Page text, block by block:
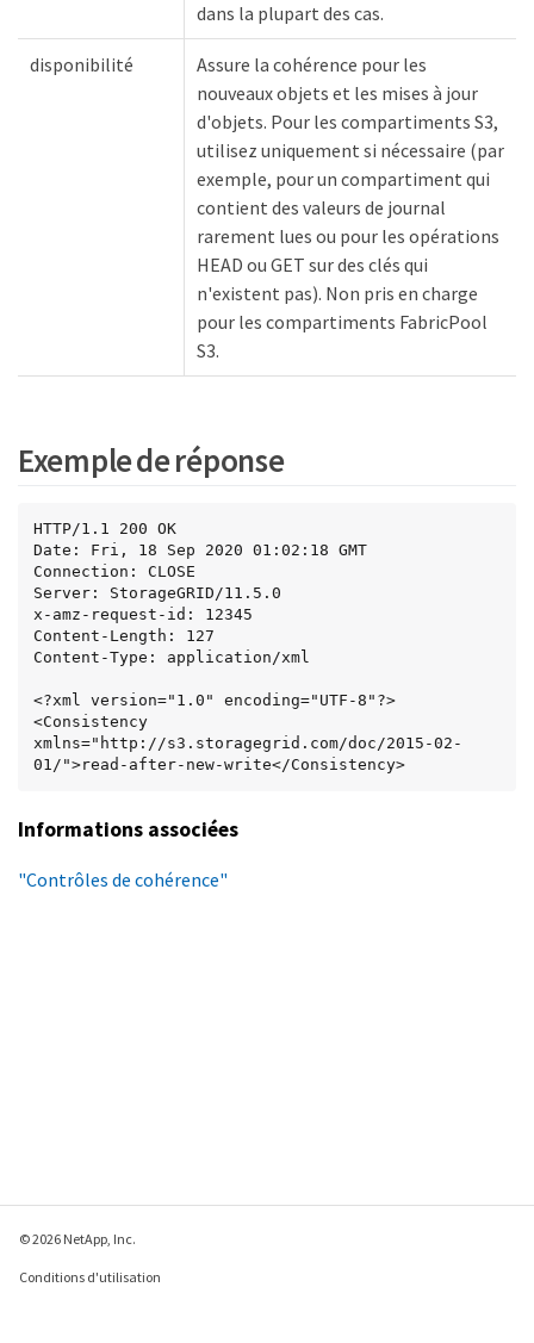
dans la plupart des cas.
disponibilité
Assure la cohérence pour les
nouveaux objets et les mises à jour
d'objets. Pour les compartiments S3,
utilisez uniquement si nécessaire (par
exemple, pour un compartiment qui
contient des valeurs de journal
rarement lues ou pour les opérations
HEAD ou GET sur des clés qui
n'existent pas). Non pris en charge
pour les compartiments FabricPool
S3.
Exemple de réponse
HTTP/1.1 200 OK
Date: Fri, 18 Sep 2020 01:02:18 GMT
Connection: CLOSE
Server: StorageGRID/11.5.0
x-amz-request-id: 12345
Content-Length: 127
Content-Type: application/xml
<?xml version="1.0" encoding="UTF-8"?>
<Consistency
xmlns="http://s3.storagegrid.com/doc/2015-02-
01/">read-after-new-write</Consistency>
Informations associées
"Contrôles de cohérence"
© 2026 NetApp, Inc.
Conditions d'utilisation